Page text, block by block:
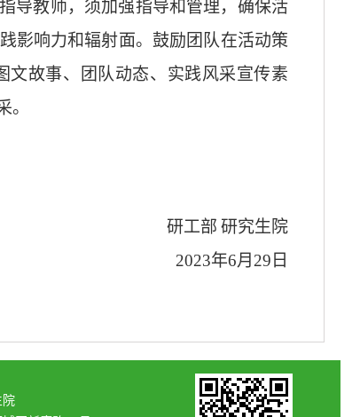
导教师，须加强指导和管理，确保活
践影响力和辐射面。鼓励团队在活动策
文故事、团队动态、实践风采宣传素
。
研工部 研究生院
2023年6月 29 日
院